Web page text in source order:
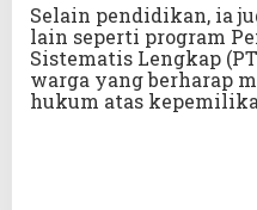
Selain pendidikan, ia
lain seperti program
Sistematis Lengkap
warga yang berharap
hukum atas